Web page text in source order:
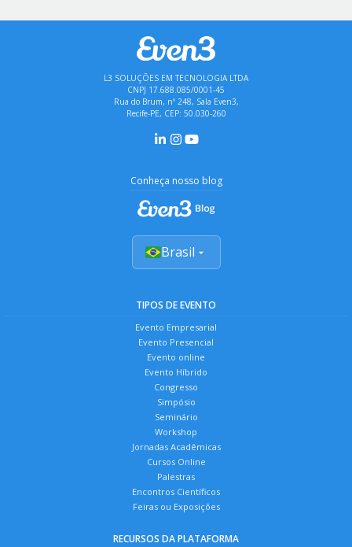
L3 SOLUÇÕES EM TECNOLOGIA LTDA
CNPJ 17.688.085/0001-45
Rua do Brum, nº 248, Sala Even3,
Recife-PE, CEP: 50.030-260
Conheça nosso blog
Brasil
TIPOS DE EVENTO
Evento Empresarial
Evento Presencial
Evento online
Evento Híbrido
Congresso
Simpósio
Seminário
Workshop
Jornadas Acadêmicas
Cursos Online
Palestras
Encontros Científicos
Feiras ou Exposições
RECURSOS DA PLATAFORMA